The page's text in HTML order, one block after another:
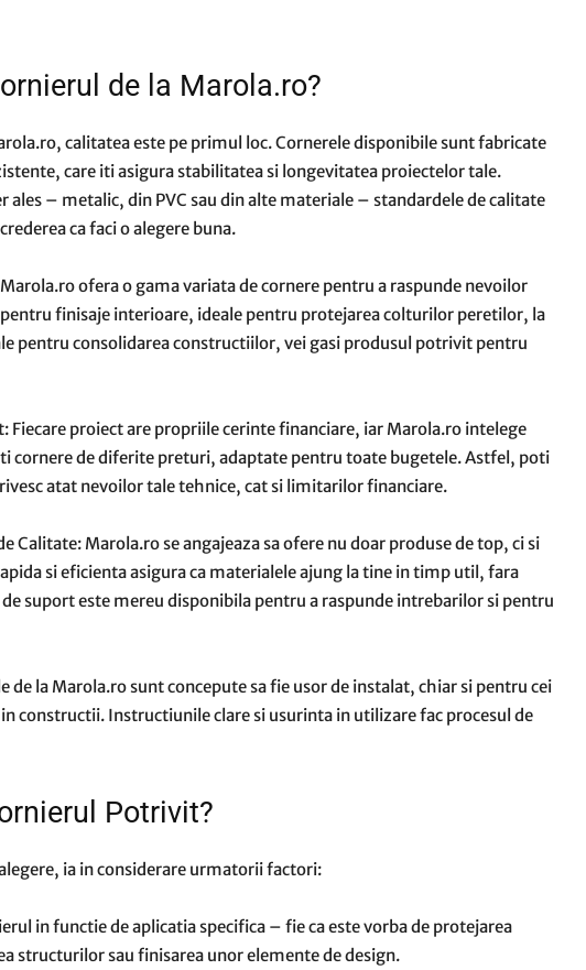
de la Marola.ro?
calitatea este pe primul loc. Cornerele disponibile sunt fabricate
care iti asigura stabilitatea si longevitatea proiectelor tale.
ales – metalic, din PVC sau din alte materiale – standardele de calitate
ca faci o alegere buna.
ofera o gama variata de cornere pentru a raspunde nevoilor
pentru finisaje interioare, ideale pentru protejarea colturilor peretilor, la
pentru consolidarea constructiilor, vei gasi produsul potrivit pentru
Fiecare proiect are propriile cerinte financiare, iar Marola.ro intelege
cornere de diferite preturi, adaptate pentru toate bugetele. Astfel, poti
atat nevoilor tale tehnice, cat si limitarilor financiare.
Calitate: Marola.ro se angajeaza sa ofere nu doar produse de top, ci si
si eficienta asigura ca materialele ajung la tine in timp util, fara
suport este mereu disponibila pentru a raspunde intrebarilor si pentru
de la Marola.ro sunt concepute sa fie usor de instalat, chiar si pentru cei
constructii. Instructiunile clare si usurinta in utilizare fac procesul de
Potrivit?
ia in considerare urmatorii factori:
in functie de aplicatia specifica – fie ca este vorba de protejarea
structurilor sau finisarea unor elemente de design.